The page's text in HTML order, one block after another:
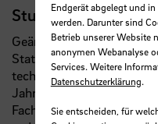
Studierende statt
Geändert hat sich nicht
Status: Aus
technischen Mittelschule
Jahrhunderts 76 Jahre
Fachhochschule. Damit
Endgerät abgelegt und
werden. Darunter sind
Betrieb unserer Website
anonymen Webanalyse
Services. Weitere
Datenschutzerklärung.
Sie entscheiden, für